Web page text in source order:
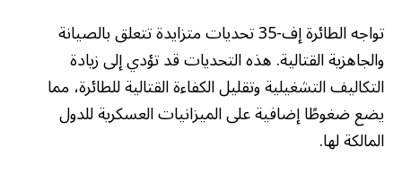
تواجه الطائرة إف-35 تحديات متزايدة تتعلق بالصيانة
والجاهزية القتالية. هذه التحديات قد تؤدي إلى زيادة
التكاليف التشغيلية وتقليل الكفاءة القتالية للطائرة، مما
يضع ضغوطًا إضافية على الميزانيات العسكرية للدول
المالكة لها.